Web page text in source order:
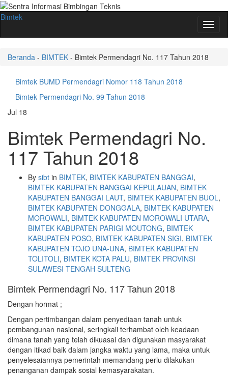
Bimtek
Beranda - BIMTEK - Bimtek Permendagri No. 117 Tahun 2018
Bimtek BUMD Permendagri Nomor 118 Tahun 2018
Bimtek Permendagri No. 99 Tahun 2018
Jul 18
Bimtek Permendagri No.
117 Tahun 2018
By sibt in BIMTEK, BIMTEK KABUPATEN BANGGAI,
BIMTEK KABUPATEN BANGGAI KEPULAUAN, BIMTEK
KABUPATEN BANGGAI LAUT, BIMTEK KABUPATEN BUOL,
BIMTEK KABUPATEN DONGGALA, BIMTEK KABUPATEN
MOROWALI, BIMTEK KABUPATEN MOROWALI UTARA,
BIMTEK KABUPATEN PARIGI MOUTONG, BIMTEK
KABUPATEN POSO, BIMTEK KABUPATEN SIGI, BIMTEK
KABUPATEN TOJO UNA-UNA, BIMTEK KABUPATEN
TOLITOLI, BIMTEK KOTA PALU, BIMTEK PROVINSI
SULAWESI TENGAH SULTENG
Bimtek Permendagri No. 117 Tahun 2018
Dengan hormat ;
Dengan pertimbangan dalam penyediaan tanah untuk
pembangunan nasional, seringkali terhambat oleh keadaan
dimana tanah yang telah dikuasai dan digunakan masyarakat
dengan itikad baik dalam jangka waktu yang lama, maka untuk
penyelesaiannya pemerintah memandang perlu dilakukan
penanganan dampak sosial kemasyarakatan.